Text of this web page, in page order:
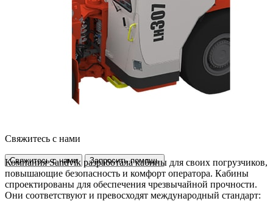
Свяжитесь с нами
Свяжитесь с нами Запросить помощь
Компания Sandvik разработала кабины для своих погрузчиков,
повышающие безопасность и комфорт оператора. Кабины
спроектированы для обеспечения чрезвычайной прочности.
Они соответствуют и превосходят международный стандарт: